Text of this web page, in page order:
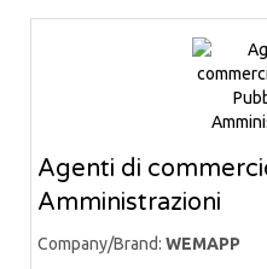
Agenti di
Amministrazioni
Company/Brand: WEMAPP